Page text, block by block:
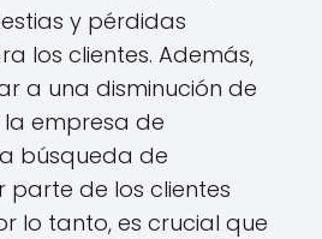
y pérdidas
los clientes. Además,
a una disminución de
empresa de
búsqueda de
de los clientes
lo tanto, es crucial que